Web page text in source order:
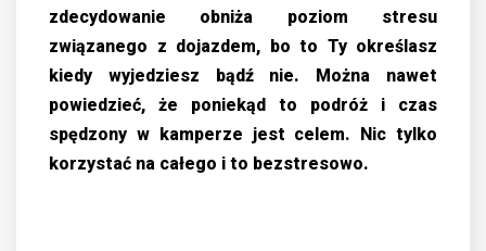
zdecydowanie obniża poziom stresu
związanego z dojazdem, bo to Ty określasz
kiedy wyjedziesz bądź nie. Można nawet
powiedzieć, że poniekąd to podróż i czas
spędzony w kamperze jest celem. Nic tylko
korzystać na całego i to bezstresowo.